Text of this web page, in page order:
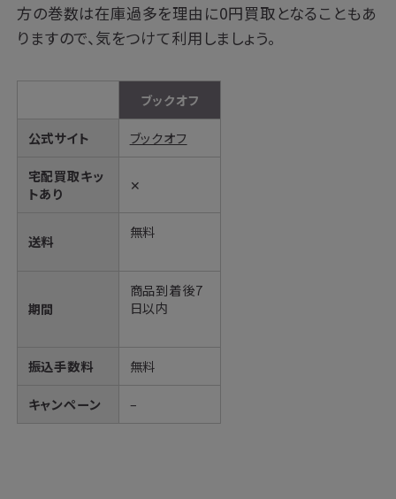
方の巻数は在庫過多を理由に0円買取となることもあ
りますので、気をつけて利用しましょう。
ブックオフ
公式サイト ブックオフ
宅配買取キッ
トあり
✕
送料
無料
期間
商品到着後7
日以内
振込手数料 無料
キャンペーン –